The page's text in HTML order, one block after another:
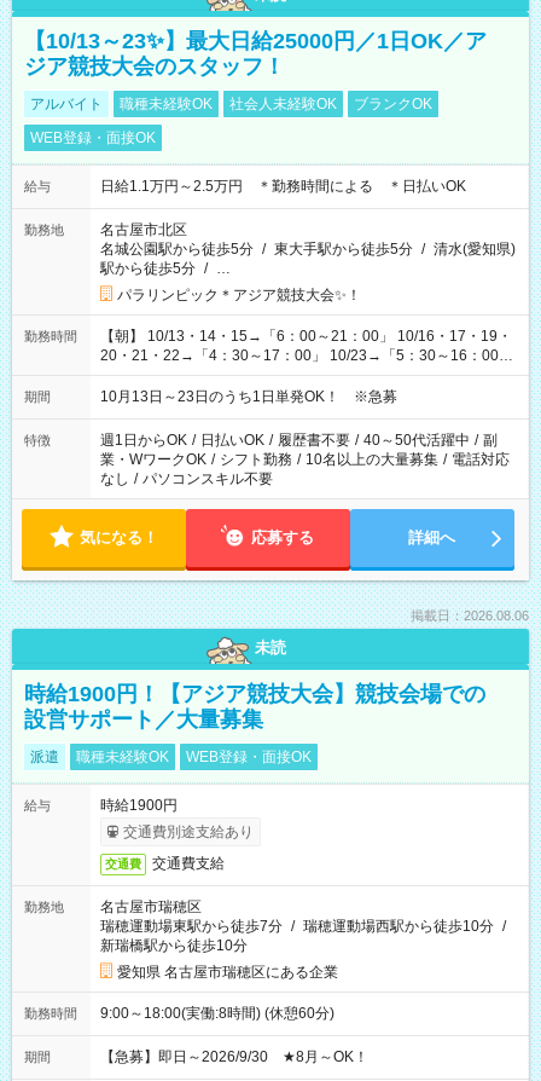
【10/13～23✨】最大日給25000円／1日OK／ア
ジア競技大会のスタッフ！
アルバイト 職種未経験OK 社会人未経験OK
ブランクOK
WEB登録・面接OK
給与 日給1.1万円～2.5万円 ＊勤務時間による ＊日払いOK
勤務地
名古屋市北区
名城公園駅から徒歩5分 / 東大手駅から徒歩5分 / 清水(愛知県)
駅から徒歩5分 / …
パラリンピック＊アジア競技大会✨！
勤務時間
【朝】 10/13・14・15→「6：00～21：00」 10/16・17・19・
20・21・22→「4：30～17：00」 10/23→「5：30～16：00」
【夕方】 10/16・17・19～21→「17：00～26：00」
10/22→「17：00～24：30」 10/23→「16：00～23：00」 ＊
け、夕方だけ、などもOKです！
期間 10月13日～23日のうち1日単発OK！ ※急募
特徴 週1日からOK / 日払いOK / 履歴書不要 / 40～50代活躍中 / 副
業・WワークOK / シフト勤務 / 10名以上の大量募集 / 電話対応
なし / パソコンスキル不要
気になる！ 応募する 詳細へ
掲載日：2026.08.06
未読
時給1900円！【アジア競技大会】競技会場での
設営サポート／大量募集
派遣 職種未経験OK WEB登録・面接OK
給与
時給1900円
交通費別途支給あり
交通費 交通費支給
勤務地
名古屋市瑞穂区
瑞穂運動場東駅から徒歩7分 / 瑞穂運動場西駅から徒歩10分 /
新瑞橋駅から徒歩10分
愛知県 名古屋市瑞穂区にある企業
勤務時間 9:00～18:00(実働:8時間) (休憩60分)
期間 【急募】即日～2026/9/30 ★8月～OK！